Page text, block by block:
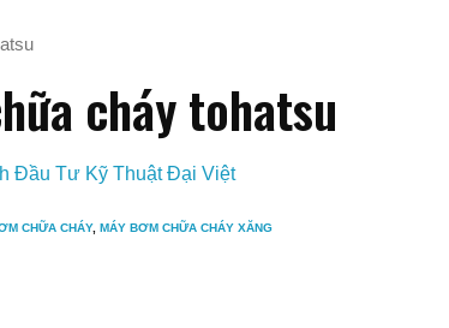
cháy tohatsu
Đầu Tư Kỹ Thuật Đại Việt
CHỮA CHÁY, MÁY BƠM CHỮA CHÁY XĂNG